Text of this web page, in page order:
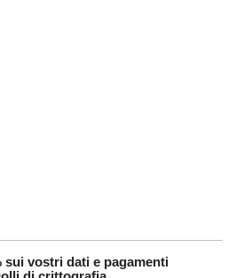
sui vostri dati e pagamenti